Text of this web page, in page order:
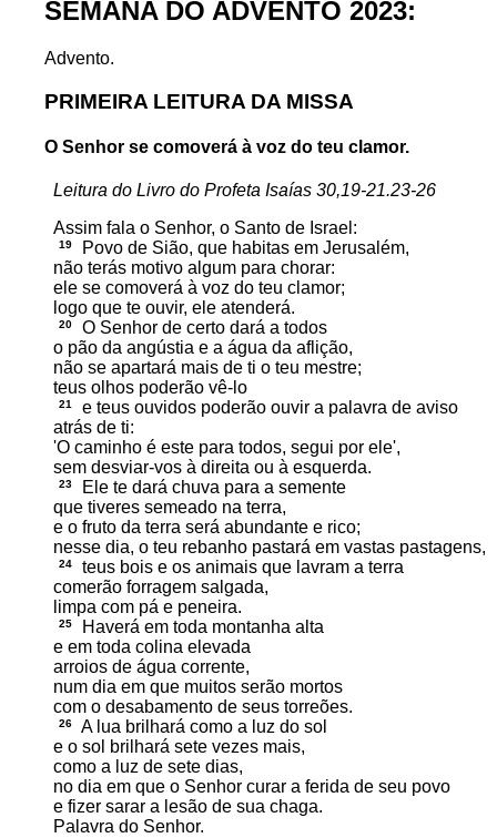
SEMANA DO ADVENTO 2023:
Advento.
PRIMEIRA LEITURA DA MISSA
O Senhor se comoverá à voz do teu clamor.
Leitura do Livro do Profeta Isaías 30,19-21.23-26
Assim fala o Senhor, o Santo de Israel:
19
Povo de Sião, que habitas em Jerusalém,
não terás motivo algum para chorar:
ele se comoverá à voz do teu clamor;
logo que te ouvir, ele atenderá.
20
O Senhor de certo dará a todos
o pão da angústia e a água da aflição,
não se apartará mais de ti o teu mestre;
teus olhos poderão vê-lo
21
e teus ouvidos poderão ouvir a palavra de aviso
atrás de ti:
'O caminho é este para todos, segui por ele',
sem desviar-vos à direita ou à esquerda.
23
Ele te dará chuva para a semente
que tiveres semeado na terra,
e o fruto da terra será abundante e rico;
nesse dia, o teu rebanho pastará em vastas pastagens,
24
teus bois e os animais que lavram a terra
comerão forragem salgada,
limpa com pá e peneira.
25
Haverá em toda montanha alta
e em toda colina elevada
arroios de água corrente,
num dia em que muitos serão mortos
com o desabamento de seus torreões.
26
A lua brilhará como a luz do sol
e o sol brilhará sete vezes mais,
como a luz de sete dias,
no dia em que o Senhor curar a ferida de seu povo
e fizer sarar a lesão de sua chaga.
Palavra do Senhor.